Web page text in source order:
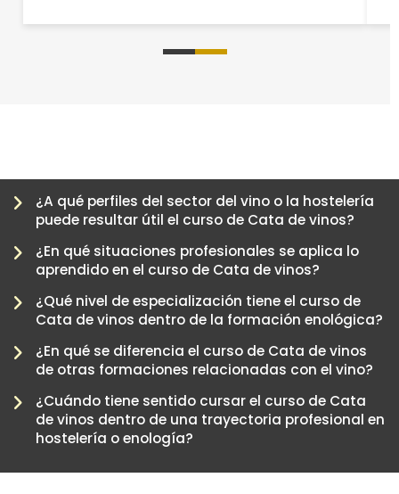
0 1 2 3
¿A qué perfiles del sector del vino o la hostelería
puede resultar útil el curso de Cata de vinos?
¿En qué situaciones profesionales se aplica lo
aprendido en el curso de Cata de vinos?
¿Qué nivel de especialización tiene el curso de
Cata de vinos dentro de la formación enológica?
¿En qué se diferencia el curso de Cata de vinos
de otras formaciones relacionadas con el vino?
¿Cuándo tiene sentido cursar el curso de Cata
de vinos dentro de una trayectoria profesional en
hostelería o enología?